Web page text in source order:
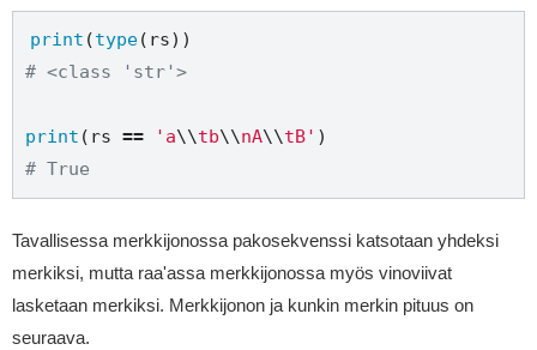
print (type
# <class 'str'>
print (rs == 'a\\tb\\nA\\tB'
# True
Tavallisessa merkkijonossa pakosekvenssi katsotaan yhdeksi
merkiksi, mutta raa'assa merkkijonossa myös vinoviivat
lasketaan merkiksi. Merkkijonon ja kunkin merkin pituus on
seuraava.